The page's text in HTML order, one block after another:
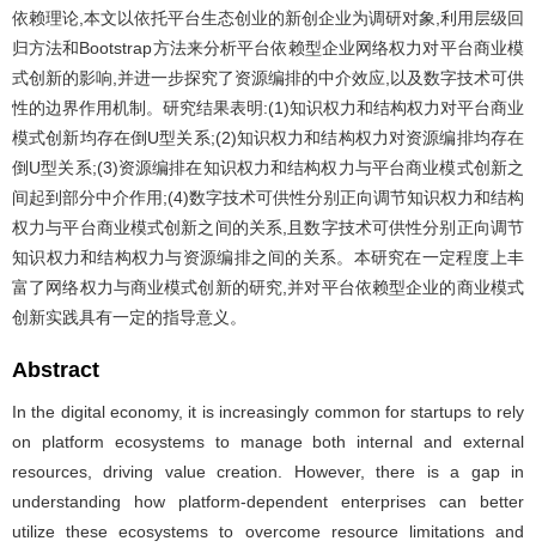
依赖理论,本文以依托平台生态创业的新创企业为调研对象,利用层级回
归方法和Bootstrap方法来分析平台依赖型企业网络权力对平台商业模
式创新的影响,并进一步探究了资源编排的中介效应,以及数字技术可供
性的边界作用机制。研究结果表明:(1)知识权力和结构权力对平台商业
模式创新均存在倒U型关系;(2)知识权力和结构权力对资源编排均存在
倒U型关系;(3)资源编排在知识权力和结构权力与平台商业模式创新之
间起到部分中介作用;(4)数字技术可供性分别正向调节知识权力和结构
权力与平台商业模式创新之间的关系,且数字技术可供性分别正向调节
知识权力和结构权力与资源编排之间的关系。本研究在一定程度上丰
富了网络权力与商业模式创新的研究,并对平台依赖型企业的商业模式
创新实践具有一定的指导意义。
Abstract
In the digital economy, it is increasingly common for startups to rely
on platform ecosystems to manage both internal and external
resources, driving value creation. However, there is a gap in
understanding how platform-dependent enterprises can better
utilize these ecosystems to overcome resource limitations and